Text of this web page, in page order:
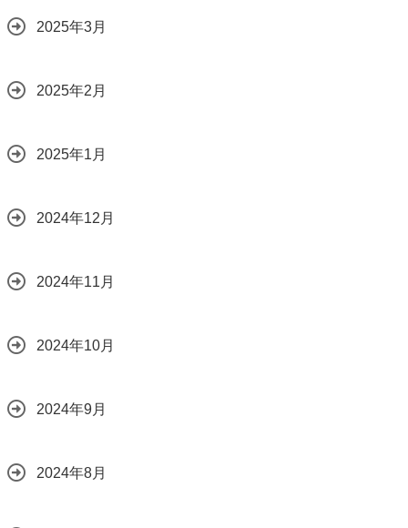
2025年3月
2025年2月
2025年1月
2024年12月
2024年11月
2024年10月
2024年9月
2024年8月